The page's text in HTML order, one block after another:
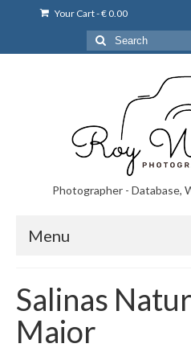
Your Cart-€ 0.00
Search
for:
Photographer - Database,
Menu
Norsk bryllupsfoto i
Priser på fotografering
Salinas
Maior